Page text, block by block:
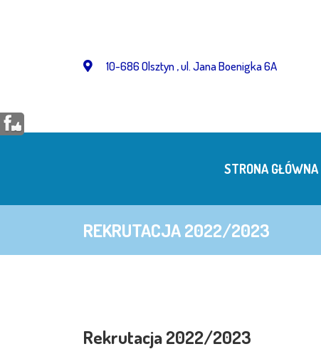
10-686 Olsztyn , ul. Jana Boenigka 6A
STRONA GŁÓWNA
REKRUTACJA 2022/2023
Rekrutacja 2022/2023